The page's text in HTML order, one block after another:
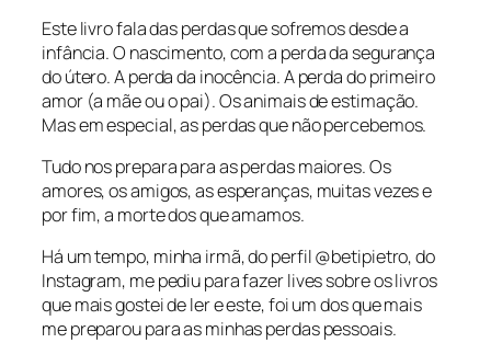
Este livro fala das perdas que sofremos desde a
infância. O nascimento, com a perda da segurança
do útero. A perda da inocência. A perda do primeiro
amor (a mãe ou o pai). Os animais de estimação.
Mas em especial, as perdas que não percebemos.
Tudo nos prepara para as perdas maiores. Os
amores, os amigos, as esperanças, muitas vezes e
por fim, a morte dos que amamos.
Há um tempo, minha irmã, do perfil @betipietro, do
Instagram, me pediu para fazer lives sobre os livros
que mais gostei de ler e este, foi um dos que mais
me preparou para as minhas perdas pessoais.